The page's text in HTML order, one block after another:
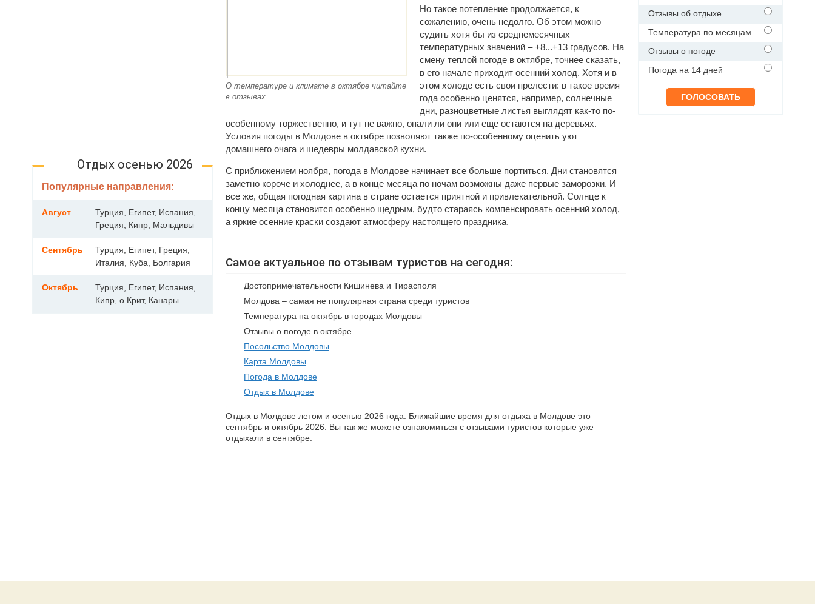
О температуре и климате в октябре читайте
в отзывах
Но такое потепление продолжается, к
сожалению, очень недолго. Об этом можно
судить хотя бы из среднемесячных
температурных значений – +8...+13 градусов. На
смену теплой погоде в октябре, точнее сказать,
в его начале приходит осенний холод. Хотя и в
этом холоде есть свои прелести: в такое время
года особенно ценятся, например, солнечные
дни, разноцветные листья выглядят как-то по-
особенному торжественно, и тут не важно, опали ли они или еще остаются на деревьях.
Условия погоды в Молдове в октябре позволяют также по-особенному оценить уют
домашнего очага и шедевры молдавской кухни.
С приближением ноября, погода в Молдове начинает все больше портиться. Дни становятся
заметно короче и холоднее, а в конце месяца по ночам возможны даже первые заморозки. И
все же, общая погодная картина в стране остается приятной и привлекательной. Солнце к
концу месяца становится особенно щедрым, будто стараясь компенсировать осенний холод,
а яркие осенние краски создают атмосферу настоящего праздника.
Самое актуальное по отзывам туристов на сегодня:
Достопримечательности Кишинева и Тирасполя
Молдова – самая не популярная страна среди туристов
Температура на октябрь в городах Молдовы
Отзывы о погоде в октябре
Посольство Молдовы
Карта Молдовы
Погода в Молдове
Отдых в Молдове
Отдых в Молдове летом и осенью 2026 года. Ближайшие время для отдыха в Молдове это
сентябрь и октябрь 2026. Вы так же можете ознакомиться с отзывами туристов которые уже
отдыхали в сентябре.
Отдых осенью 2026
Популярные направления:
Август
Турция, Египет, Испания,
Греция, Кипр, Мальдивы
Сентябрь
Турция, Египет, Греция,
Италия, Куба, Болгария
Октябрь
Турция, Египет, Испания,
Кипр, о.Крит, Канары
Отзывы об отдыхе
Температура по месяцам
Отзывы о погоде
Погода на 14 дней